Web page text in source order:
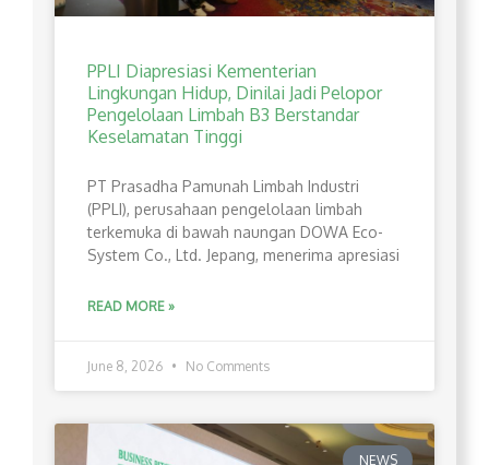
PPLI Diapresiasi Kementerian
Lingkungan Hidup, Dinilai Jadi Pelopor
Pengelolaan Limbah B3 Berstandar
Keselamatan Tinggi
PT Prasadha Pamunah Limbah Industri
(PPLI), perusahaan pengelolaan limbah
terkemuka di bawah naungan DOWA Eco-
System Co., Ltd. Jepang, menerima apresiasi
READ MORE »
June 8, 2026 No Comments
NEWS